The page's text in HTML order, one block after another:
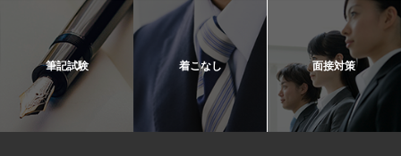
筆記試験 着こなし 面接対策